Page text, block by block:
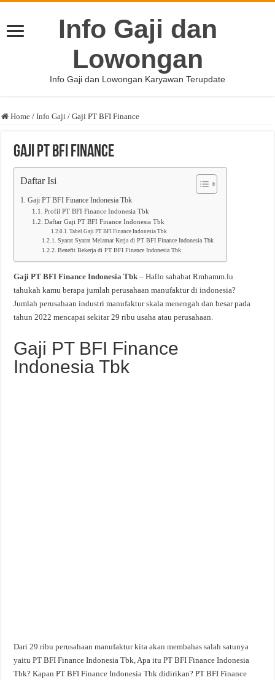
Info Gaji dan
Lowongan
Info Gaji dan Lowongan Karyawan Terupdate
Home / Info Gaji / Gaji PT BFI Finance
Gaji PT BFI Finance
Daftar Isi
Gaji PT BFI Finance Indonesia Tbk
Profil PT BFI Finance Indonesia Tbk
Daftar Gaji PT BFI Finance Indonesia Tbk
Tabel Gaji PT BFI Finance Indonesia Tbk
Syarat Syarat Melamar Kerja di PT BFI Finance Indonesia Tbk
Benefit Bekerja di PT BFI Finance Indonesia Tbk
Gaji PT BFI Finance Indonesia Tbk – Hallo sahabat Rmhamm.lu
tahukah kamu berapa jumlah perusahaan manufaktur di indonesia?
Jumlah perusahaan industri manufaktur skala menengah dan besar pada
tahun 2022 mencapai sekitar 29 ribu usaha atau perusahaan.
Gaji PT BFI Finance
Indonesia Tbk
Dari 29 ribu perusahaan manufaktur kita akan membahas salah satunya
yaitu PT BFI Finance Indonesia Tbk, Apa itu PT BFI Finance Indonesia
Tbk? Kapan PT BFI Finance Indonesia Tbk didirikan? PT BFI Finance